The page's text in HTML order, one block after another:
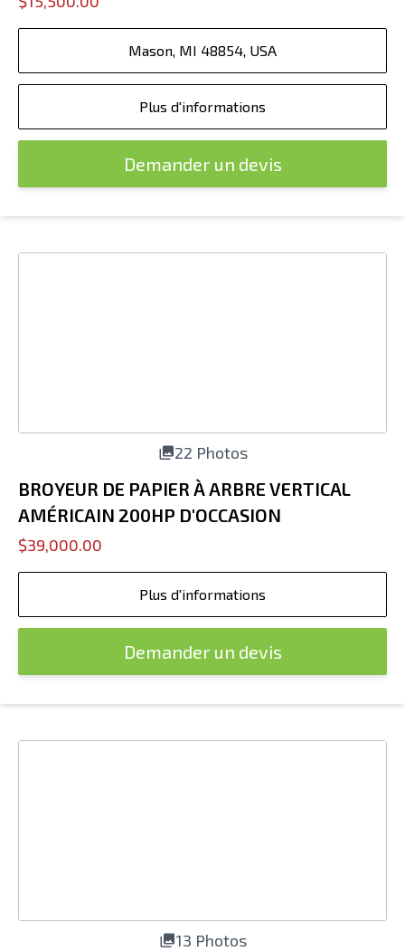
Mason, MI 48854, USA
Plus d'informations
Demander un devis
22 Photos
BROYEUR DE PAPIER À ARBRE VERTICAL
AMÉRICAIN 200HP D'OCCASION
$39,000.00
Plus d'informations
Demander un devis
13 Photos